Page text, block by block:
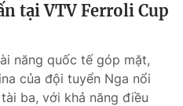
tại VTV Ferroli Cup
năng quốc tế góp mặt,
của đội tuyển Nga nổi
ba, với khả năng điều